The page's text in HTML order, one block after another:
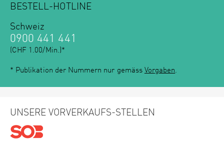
BESTELL-HOTLINE
Schweiz
0900 441 441
(CHF 1.00/Min.)*
* Publikation der Nummern nur gemäss Vorgaben.
UNSERE VORVERKAUFS-STELLEN